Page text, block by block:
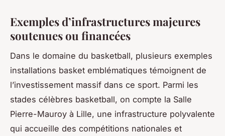
Exemples d’infrastructures majeures
soutenues ou financées
Dans le domaine du basketball, plusieurs exemples
installations basket emblématiques témoignent de
l’investissement massif dans ce sport. Parmi les
stades célèbres basketball, on compte la Salle
Pierre-Mauroy à Lille, une infrastructure polyvalente
qui accueille des compétitions nationales et